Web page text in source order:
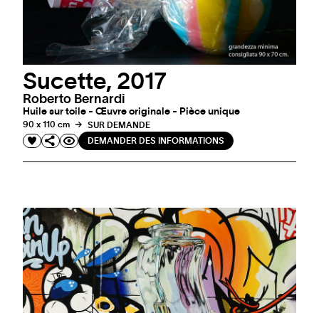
Sucette, 2017
Roberto Bernardi
Huile sur toile - Œuvre originale - Pièce unique
90 x 110 cm
SUR DEMANDE
DEMANDER DES INFORMATIONS